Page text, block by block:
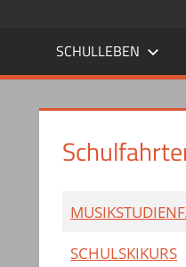
SCHULLEBEN
SCHULSKIKURS